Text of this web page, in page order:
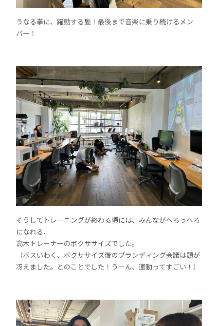
うなる拳に、躍動する髪！最後まで音楽に乗り続けるメン
バー！
そうしてトレーニングが終わる頃には、みんながへろっへろ
になれる、
高木トレーナーのボクササイズでした。
（ボスいわく、ボクササイズ後のブランディング会議は頭が
冴えました。とのことでした！うーん、運動ってすごい！）